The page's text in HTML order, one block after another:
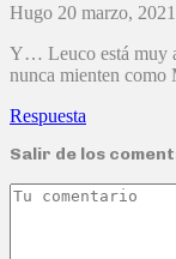
Hugo 20 marzo,
Y… Leuco está muy
nunca mienten como
Respuesta
Salir de los